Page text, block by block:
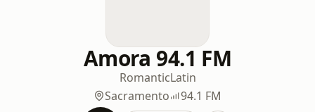
Amora 94.1 FM
RomanticLatin
Sacramento
94.1 FM